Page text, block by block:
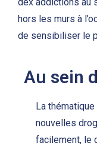
hors les murs à
de sensibiliser le
Au sein
La
nouvelles
facilement, le